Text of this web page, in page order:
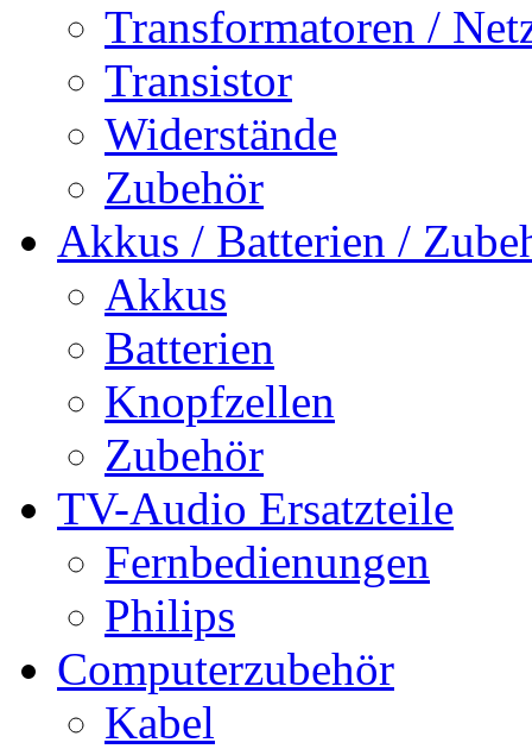
Transformatoren /
Transistor
Widerstände
Zubehör
Akkus / Batterien /
Akkus
Batterien
Knopfzellen
Zubehör
TV-Audio Ersatzteile
Fernbedienungen
Philips
Computerzubehör
Kabel